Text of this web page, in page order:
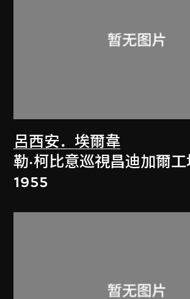
呂西安．埃爾韋
勒·柯比意巡視昌迪加爾工
1955